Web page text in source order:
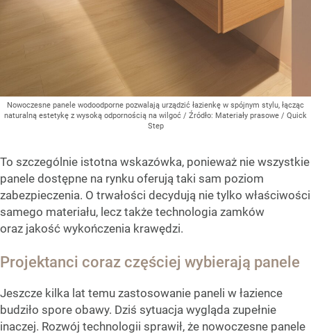
Nowoczesne panele wodoodporne pozwalają urządzić łazienkę w spójnym stylu, łącząc
naturalną estetykę z wysoką odpornością na wilgoć / Źródło: Materiały prasowe / Quick
Step
To szczególnie istotna wskazówka, ponieważ nie wszystkie
panele dostępne na rynku oferują taki sam poziom
zabezpieczenia. O trwałości decydują nie tylko właściwości
samego materiału, lecz także technologia zamków
oraz jakość wykończenia krawędzi.
Projektanci coraz częściej wybierają panele
Jeszcze kilka lat temu zastosowanie paneli w łazience
budziło spore obawy. Dziś sytuacja wygląda zupełnie
inaczej. Rozwój technologii sprawił, że nowoczesne panele